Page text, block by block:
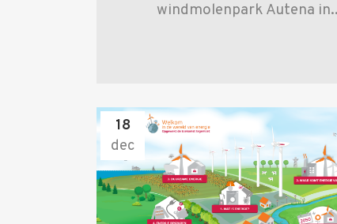
windmolenpark Autena
18
dec